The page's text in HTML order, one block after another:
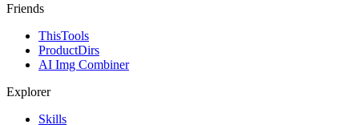
Friends
ThisTools
ProductDirs
AI Img Combiner
Explorer
Skills